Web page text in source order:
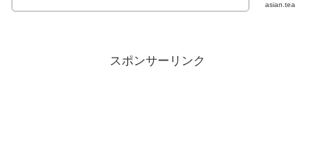
asian.tea
スポンサーリンク